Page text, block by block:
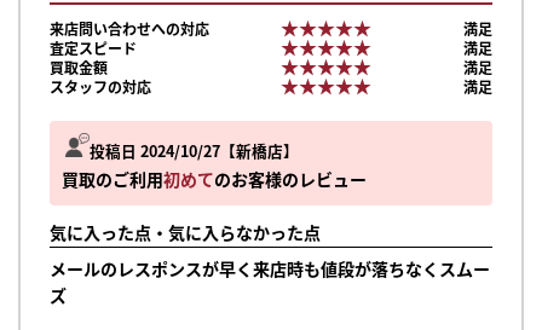
投稿日 2024/10/27 新橋店
買取のご利用初めてのお客様のレビュー
気に入った点・気に入らなかった点
メールのレスポンスが早く来店時も値段が落ちなくスムー
ズ
来店問い合わせへの対応 ★★★★★
★★★★★
満足
査定スピード
★★★★★
★★★★★
満足
買取金額
★★★★★
★★★★★
満足
スタッフの対応
★★★★★
★★★★★ 満足